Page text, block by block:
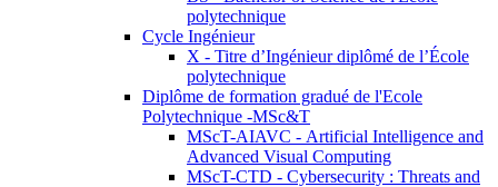
polytechnique
Cycle Ingénieur
X - Titre d’Ingénieur diplômé de l’École
polytechnique
Diplôme de formation gradué de l'Ecole
Polytechnique -MSc&T
MScT-AIAVC - Artificial Intelligence and
Advanced Visual Computing
MScT-CTD - Cybersecurity : Threats and